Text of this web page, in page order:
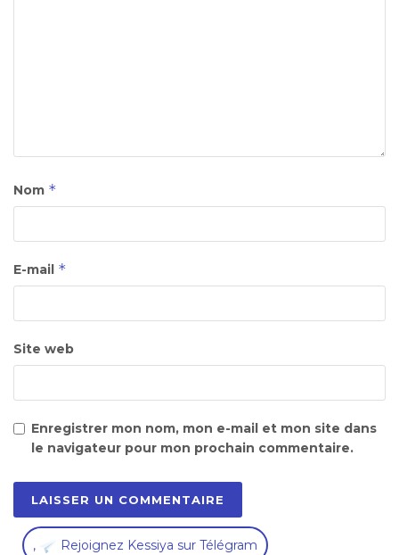
Nom *
E-mail *
Site web
Enregistrer mon nom, mon e-mail et mon site dans
le navigateur pour mon prochain commentaire.
, Rejoignez Kessiya sur Télégram